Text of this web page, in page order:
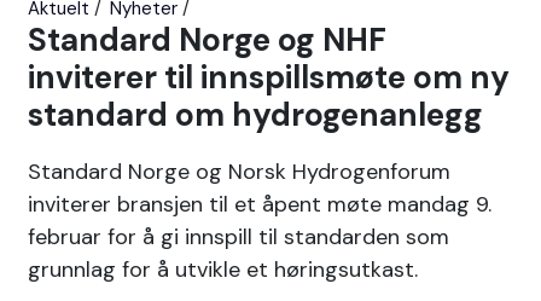
Aktuelt Nyheter
Standard Norge og NHF
inviterer til innspillsmøte om ny
standard om hydrogenanlegg
Standard Norge og Norsk Hydrogenforum
inviterer bransjen til et åpent møte mandag 9.
februar for å gi innspill til standarden som
grunnlag for å utvikle et høringsutkast.